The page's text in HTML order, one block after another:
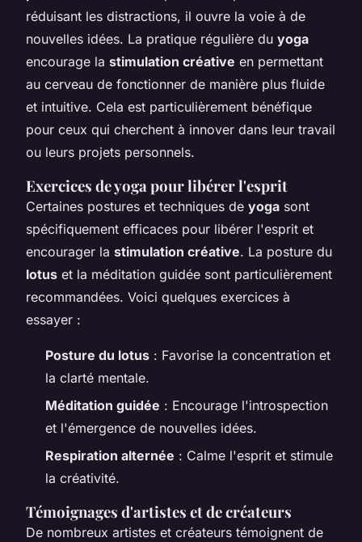
réduisant les distractions, il ouvre la voie à de
nouvelles idées. La pratique régulière du yoga
encourage la stimulation créative en permettant
au cerveau de fonctionner de manière plus fluide
et intuitive. Cela est particulièrement bénéfique
pour ceux qui cherchent à innover dans leur travail
ou leurs projets personnels.
Exercices de yoga pour libérer l'esprit
Certaines postures et techniques de yoga sont
spécifiquement efficaces pour libérer l'esprit et
encourager la stimulation créative. La posture du
lotus et la méditation guidée sont particulièrement
recommandées. Voici quelques exercices à
essayer :
Posture du lotus : Favorise la concentration et
la clarté mentale.
Méditation guidée : Encourage l'introspection
et l'émergence de nouvelles idées.
Respiration alternée : Calme l'esprit et stimule
la créativité.
Témoignages d'artistes et de créateurs
De nombreux artistes et créateurs témoignent de